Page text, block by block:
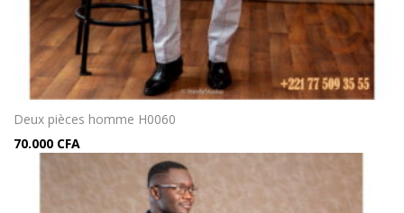
Deux pièces homme H0060
70.000 CFA